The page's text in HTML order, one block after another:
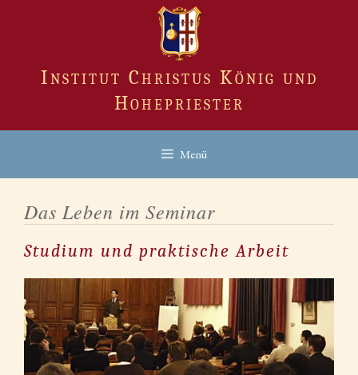
Institut Christus König und
Hohepriester
Menü
Das Leben im Seminar
Studium und praktische Arbeit